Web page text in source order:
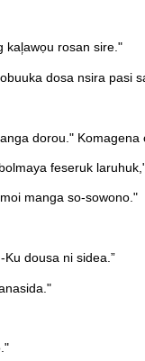
kal᷊awọu rosan sire."
dosa nsira pasi
dorou." Komagena
feseruk
manga so-sowono."
dousa ni sidea.”